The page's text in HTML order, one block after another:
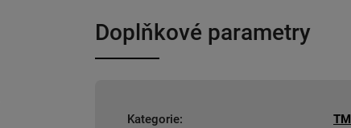
Doplňkové parametry
Kategorie: TM